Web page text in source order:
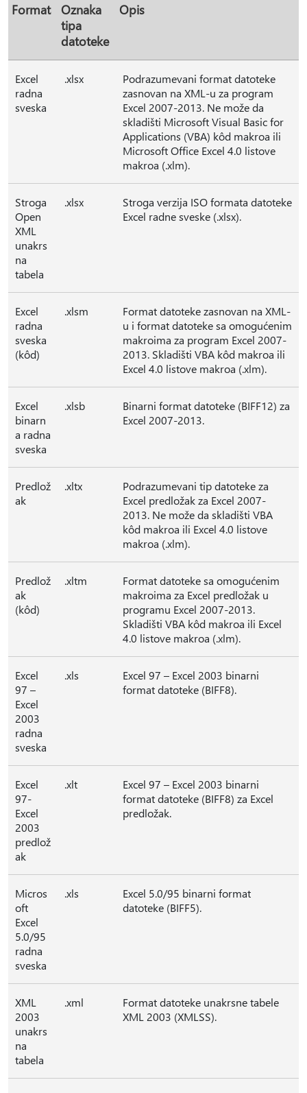
Format
Oznaka
tipa
datoteke
Opis
Excel
radna
sveska
.xlsx
Podrazumevani format datoteke
zasnovan na XML-u za program
Excel 2007-2013. Ne može da
skladišti Microsoft Visual Basic for
Applications (VBA) kôd makroa ili
Microsoft Office Excel 4.0 listove
makroa (.xlm).
Stroga
Open
XML
unakrs
na
tabela
.xlsx
Stroga verzija ISO formata datoteke
Excel radne sveske (.xlsx).
Excel
radna
sveska
(kôd)
.xlsm
Format datoteke zasnovan na XML-
u i format datoteke sa omogućenim
makroima za program Excel 2007-
2013. Skladišti VBA kôd makroa ili
Excel 4.0 listove makroa (.xlm).
Excel
binarn
a radna
sveska
.xlsb
Binarni format datoteke (BIFF12) za
Excel 2007-2013.
Predlož
ak
.xltx
Podrazumevani tip datoteke za
Excel predložak za Excel 2007-
2013. Ne može da skladišti VBA
kôd makroa ili Excel 4.0 listove
makroa (.xlm).
Predlož
ak
(kôd)
.xltm
Format datoteke sa omogućenim
makroima za Excel predložak u
programu Excel 2007-2013.
Skladišti VBA kôd makroa ili Excel
4.0 listove makroa (.xlm).
Excel
97 –
Excel
2003
radna
sveska
.xls
Excel 97 – Excel 2003 binarni
format datoteke (BIFF8).
Excel
97-
Excel
2003
predlož
ak
.xlt
Excel 97 – Excel 2003 binarni
format datoteke (BIFF8) za Excel
predložak.
Micros
oft
Excel
5.0/95
radna
sveska
.xls
Excel 5.0/95 binarni format
datoteke (BIFF5).
XML
2003
unakrs
na
tabela
.xml
Format datoteke unakrsne tabele
XML 2003 (XMLSS).